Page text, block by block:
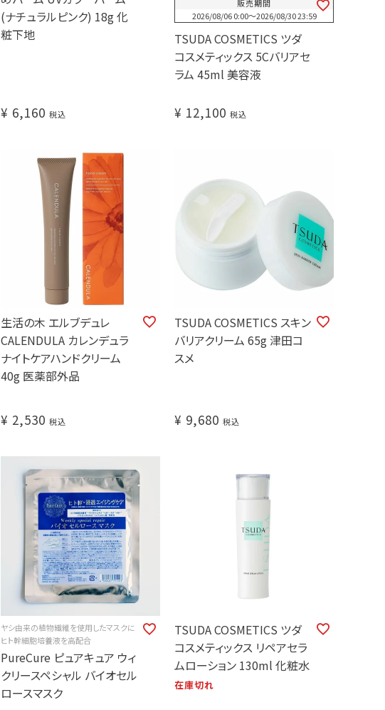
(ナチュラルピンク) 18g 化
粧下地
¥ 6,160 税込
販売期間
2026/08/06 0:00〜2026/08/30 23:59
TSUDA COSMETICS ツダ
コスメティックス 5Cバリアセ
ラム 45ml 美容液
¥ 12,100 税込
生活の木 エルブデュレ
CALENDULA カレンデュラ
ナイトケアハンドクリーム
40g 医薬部外品
¥ 2,530 税込
TSUDA COSMETICS スキン
バリアクリーム 65g 津田コ
スメ
¥ 9,680 税込
ヤシ由来の植物繊維を使用したマスクに
ヒト幹細胞培養液を高配合
PureCure ピュアキュア ウィ
クリースペシャル バイオセル
ロースマスク
TSUDA COSMETICS ツダ
コスメティックス リペアセラ
ムローション 130ml 化粧水
在庫切れ